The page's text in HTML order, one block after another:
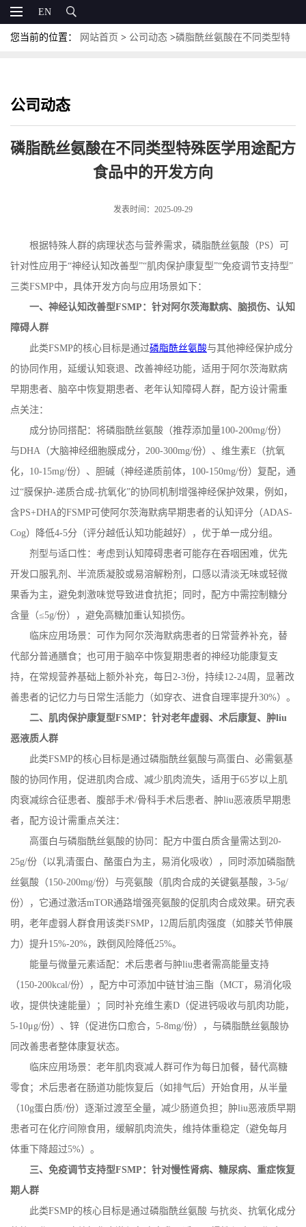
EN
您当前的位置： 网站首页 > 公司动态 >磷脂酰丝氨酸在不同类型特
公司动态
磷脂酰丝氨酸在不同类型特殊医学用途配方
食品中的开发方向
发表时间：2025-09-29
根据特殊人群的病理状态与营养需求，磷脂酰丝氨酸（PS）可
针对性应用于“神经认知改善型”“肌肉保护康复型”“免疫调节支持型”
三类FSMP中，具体开发方向与应用场景如下：
一、神经认知改善型FSMP ：针对阿尔茨海默病、脑损伤、认知
障碍人群
此类FSMP的核心目标是通过磷脂酰丝氨酸与其他神经保护成分
的协同作用，延缓认知衰退、改善神经功能，适用于阿尔茨海默病
早期患者、脑卒中恢复期患者、老年认知障碍人群，配方设计需重
点关注：
成分协同搭配：将磷脂酰丝氨酸（推荐添加量100-200mg/份）
与DHA （大脑神经细胞膜成分， 200-300mg/份）、维生素E （抗氧
化， 10-15mg/份）、胆碱（神经递质前体， 100-150mg/份）复配，通
过“膜保护-递质合成-抗氧化”的协同机制增强神经保护效果，例如，
含PS+DHA的FSMP 可使阿尔茨海默病早期患者的认知评分（ADAS-
Cog）降低4-5分（评分越低认知功能越好），优于单一成分组。
剂型与适口性：考虑到认知障碍患者可能存在吞咽困难，优先
开发口服乳剂、半流质凝胶或易溶解粉剂，口感以清淡无味或轻微
果香为主，避免刺激味觉导致进食抗拒；同时，配方中需控制糖分
含量（≤5g/份），避免高糖加重认知损伤。
临床应用场景：可作为阿尔茨海默病患者的日常营养补充，替
代部分普通膳食；也可用于脑卒中恢复期患者的神经功能康复支
持，在常规营养基础上额外补充，每日 2-3份，持续12-24周，显著改
善患者的记忆力与日常生活能力（如穿衣、进食自理率提升30%）。
二、肌肉保护康复型FSMP ：针对老年虚弱、术后康复、肿liu
恶液质人群
此类FSMP的核心目标是通过磷脂酰丝氨酸与高蛋白、必需氨基
酸的协同作用，促进肌肉合成、减少肌肉流失，适用于65岁以上肌
肉衰减综合征患者、腹部手术/骨科手术后患者、肿liu恶液质早期患
者，配方设计需重点关注：
高蛋白与磷脂酰丝氨酸的协同：配方中蛋白质含量需达到 20-
25g/份（以乳清蛋白、酪蛋白为主，易消化吸收），同时添加磷脂酰
丝氨酸（150-200mg/份）与亮氨酸（肌肉合成的关键氨基酸， 3-5g/
份），它通过激活mTOR通路增强亮氨酸的促肌肉合成效果。研究表
明，老年虚弱人群食用该类FSMP ， 12周后肌肉强度（如膝关节伸展
力）提升15%-20%，跌倒风险降低25%。
能量与微量元素适配：术后患者与肿liu患者需高能量支持
（150-200kcal/份），配方中可添加中链甘油三酯（MCT，易消化吸
收，提供快速能量）；同时补充维生素D （促进钙吸收与肌肉功能，
5-10μg/份）、锌（促进伤口愈合， 5-8mg/份），与磷脂酰丝氨酸协
同改善患者整体康复状态。
临床应用场景：老年肌肉衰减人群可作为每日加餐，替代高糖
零食；术后患者在肠道功能恢复后（如排气后）开始食用，从半量
（10g蛋白质/份）逐渐过渡至全量，减少肠道负担；肿liu恶液质早期
患者可在化疗间隙食用，缓解肌肉流失，维持体重稳定（避免每月
体重下降超过5%）。
三、免疫调节支持型FSMP ：针对慢性肾病、糖尿病、重症恢复
期人群
此类FSMP的核心目标是通过磷脂酰丝氨酸 与抗炎、抗氧化成分